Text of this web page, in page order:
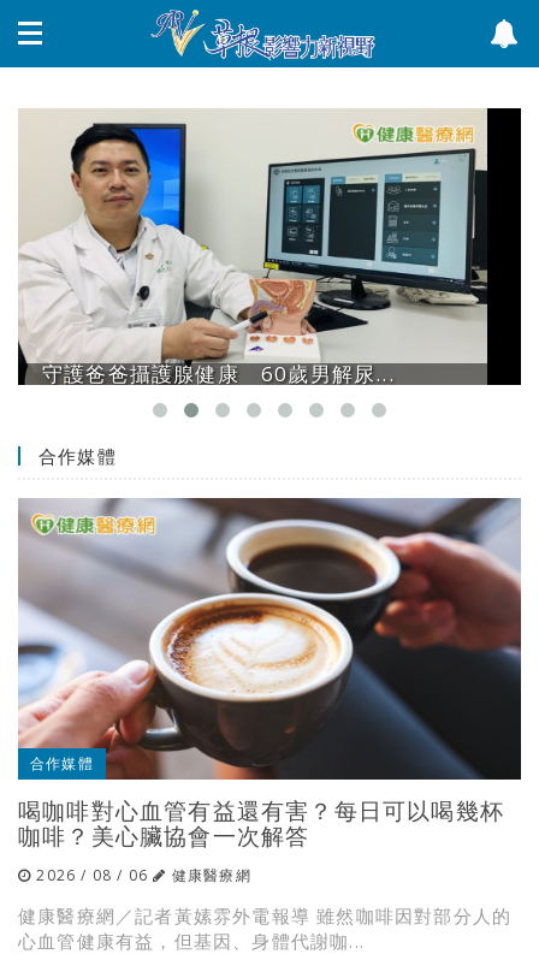
守護爸爸攝護腺健康 60歲男解尿...
合作媒體
合作媒體
喝咖啡對心血管有益還有害？每日可以喝幾杯
咖啡？美心臟協會一次解答
2026 / 08 / 06 健康醫療網
健康醫療網／記者黃嫊雰外電報導 雖然咖啡因對部分人的
心血管健康有益，但基因、身體代謝咖...